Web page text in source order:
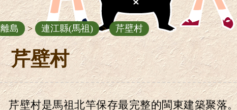
離島 > 連江縣(馬祖) > 芹壁村
芹壁村
芹壁村是馬祖北竿保存最完整的閩東建築聚落。